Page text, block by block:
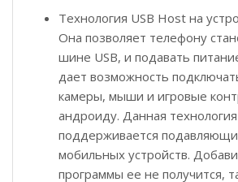
Технология USB Host на
Она позволяет телефону
шине USB, и подавать
дает возможность
камеры, мыши и игровые
андроиду. Данная технология
поддерживается
мобильных устройств.
программы ее не получится,